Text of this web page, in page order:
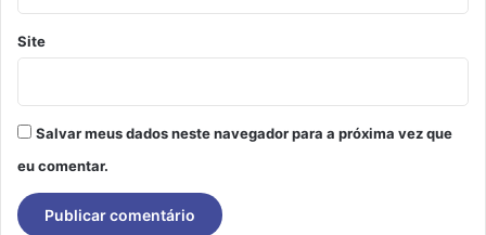
Site
Salvar meus dados neste navegador para a próxima vez que
eu comentar.